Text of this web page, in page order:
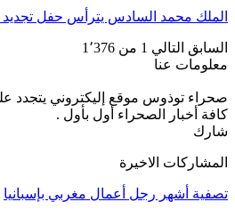
الملك محمد السادس يترأس حفل تجديد
السابق التالي 1 من 1٬376
معلومات عنا
صحراء توذوس موقع إليكتروني يتجدد
كافة أخبار الصحراء أول بأول .
شارك
المشاركات الاخيرة
تصفية أشهر رجل أعمال مغربي بإسبانيا